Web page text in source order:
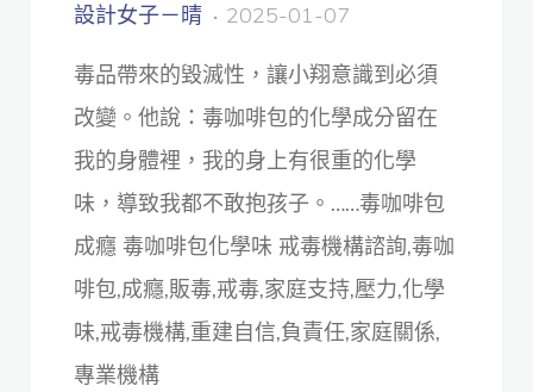
設計女子－晴 2025-01-07
毒品帶來的毀滅性，讓小翔意識到必須
改變。他說：毒咖啡包的化學成分留在
我的身體裡，我的身上有很重的化學
味，導致我都不敢抱孩子。……毒咖啡包
成癮 毒咖啡包化學味 戒毒機構諮詢,毒咖
啡包,成癮,販毒,戒毒,家庭支持,壓力,化學
味,戒毒機構,重建自信,負責任,家庭關係,
專業機構